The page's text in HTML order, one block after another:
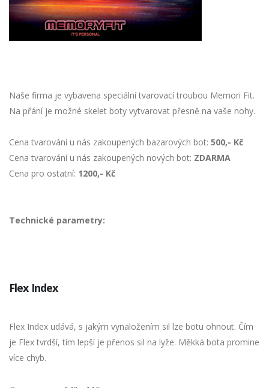
Naše firma je vybavena speciální tvarovací troubou Memori Fit.
Na přání je možné skelet boty vytvarovat přesně na vaše nohy.
Cena tvarování u nás zakoupených bazarových bot: 500,- Kč
Cena tvarování u nás zakoupených nových bot: ZDARMA
Cena pro ostatní: 1200,- Kč
Technické parametry:
Flex Index
Flex Index udává, s jakým vynaložením sil lze botu ohnout. Čím
je Flex tvrdší, tím lepší je přenos sil na lyže. Měkká bota promine
více chyb.